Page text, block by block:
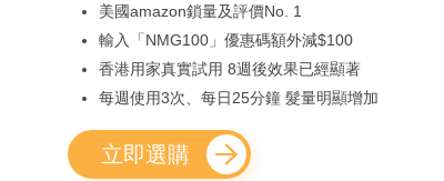
美國amazon鎖量及評價No. 1
輸入「NMG100」優惠碼額外減$100
香港用家真實試用 8週後效果已經顯著
每週使用3次、每日25分鐘 髮量明顯增加
立即選購